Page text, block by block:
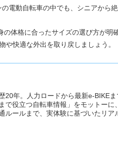
電動自転車の中でも、シニアから
体格に合ったサイズの選び方が明
快適な外出を取り戻しましょう。
20年。人力ロードから最新e-BIKE
で役立つ自転車情報」をモットーに
ルールまで、実体験に基づいたリア